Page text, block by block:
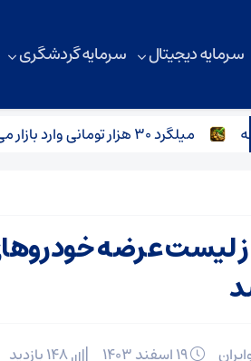
سرمایه دیجیتال سرمایه گردشگری
میلگرد ۳۰ هزار تومانی وارد بازار می‌شود؟
لیست عرضه